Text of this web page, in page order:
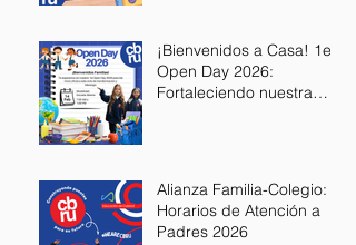
¡Bienvenidos a Casa! 1er
Open Day 2026:
Fortaleciendo nuestra
Alianza Familia-Colegio:
Horarios de Atención a
Padres 2026